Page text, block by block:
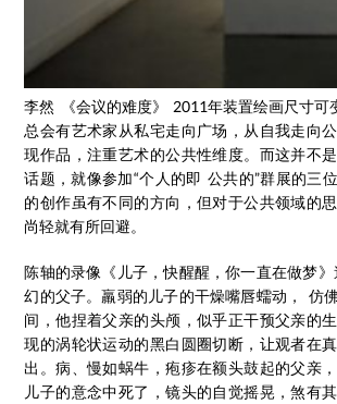
李然 《会议的难度》 2011年装置绘画尺寸可
总会有艺术家从私宅走向广场，从自我走向
现作品，注重艺术的公共性维度。而这并不
话题，就像参加“个人的即 公共的”群展的三
的创作虽有不同的方向，但对于公共领域的
尚轻就有所回避。
陈轴的录像《儿子，快醒醒，你一直在做梦
幻的父子。羸弱的儿子的干燥嘴唇蠕动， 仿
间，他捏着父亲的头颅，似乎正干预父亲的
现的涡轮状运动的黑白圆圈切断，让观者在
出。病、慢如蜗牛，疱疹在额头鼓起的父亲
儿子的意念中死了，镜头的自觉摇晃，煞有